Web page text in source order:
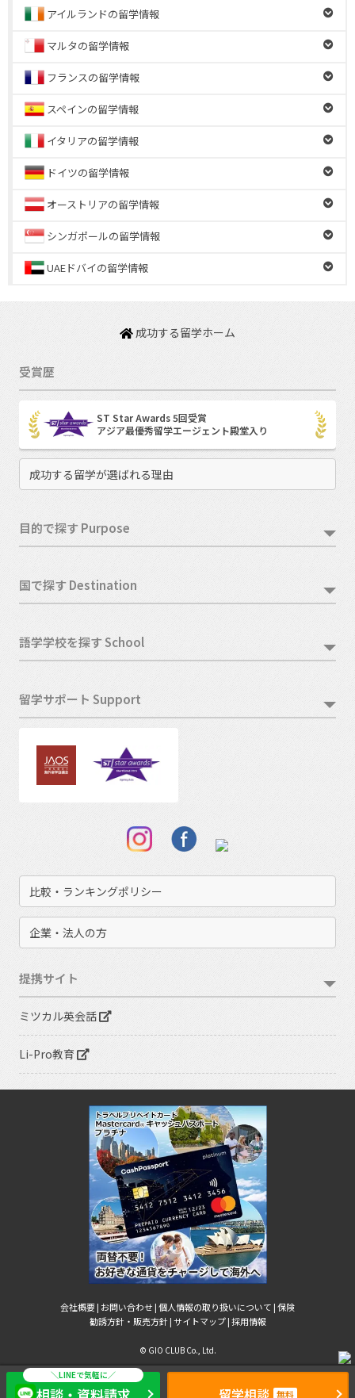
アイルランドの留学情報
マルタの留学情報
フランスの留学情報
スペインの留学情報
イタリアの留学情報
ドイツの留学情報
オーストリアの留学情報
シンガポールの留学情報
UAEドバイの留学情報
成功する留学ホーム
受賞歴
ST Star Awards 5回受賞
アジア最優秀留学エージェント殿堂入り
成功する留学が選ばれる理由
目的で探す Purpose
国で探す Destination
語学学校を探す School
留学サポート Support
比較・ランキングポリシー
企業・法人の方
提携サイト
ミツカル英会話
Li-Pro教育
会社概要 | お問い合わせ |個人情報の取り扱いについて |保険
勧誘方針・販売方針 |サイトマップ |採用情報
© GIO CLUB Co., Ltd.
相談・資料請求 留学相談 無料